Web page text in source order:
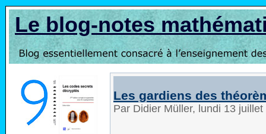
Le blog-notes
Les gardiens des
Par Didier Müller, lundi 13